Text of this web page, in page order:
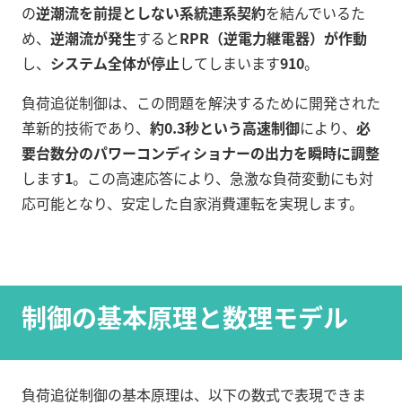
の逆潮流を前提としない系統連系契約を結んでいるた
め、 逆潮流が発生するとRPR（逆電力継電器）が作動
し、 システム全体が停止してしまいます910。
負荷追従制御は、この問題を解決するために開発された
革新的技術であり、 約0.3秒という高速制御により、 必
要台数分のパワーコンディショナーの出力を瞬時に調整
します1。この高速応答により、急激な負荷変動にも対
応可能となり、安定した自家消費運転を実現します。
制御の基本原理と数理モデル
負荷追従制御の基本原理は、以下の数式で表現できま